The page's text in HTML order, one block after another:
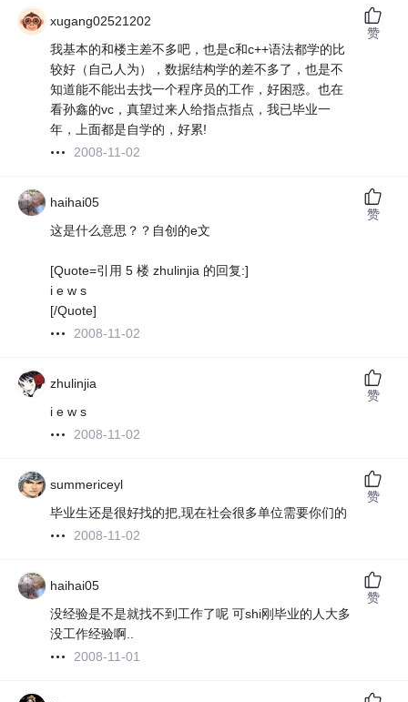
xugang02521202
我基本的和楼主差不多吧，也是c和c++语法都学的比
较好（自己人为），数据结构学的差不多了，也是不
知道能不能出去找一个程序员的工作，好困惑。也在
看孙鑫的vc，真望过来人给指点指点，我已毕业一
年，上面都是自学的，好累!
2008-11-02
赞
haihai05
这是什么意思？？自创的e文
[Quote=引用 5 楼 zhulinjia 的回复:]
i e w s
[/Quote]
2008-11-02
赞
zhulinjia
i e w s
2008-11-02
赞
summericeyl
毕业生还是很好找的把,现在社会很多单位需要你们的
2008-11-02
赞
haihai05
没经验是不是就找不到工作了呢 可shi刚毕业的人大多
没工作经验啊..
2008-11-01
赞